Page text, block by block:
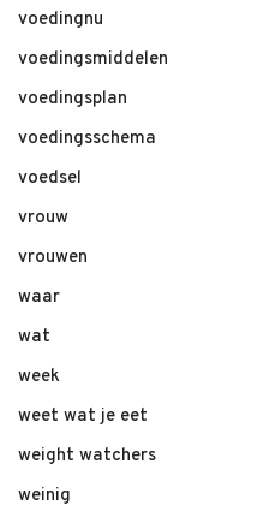
voedingnu
voedingsmiddelen
voedingsplan
voedingsschema
voedsel
vrouw
vrouwen
waar
wat
week
weet wat je eet
weight watchers
weinig